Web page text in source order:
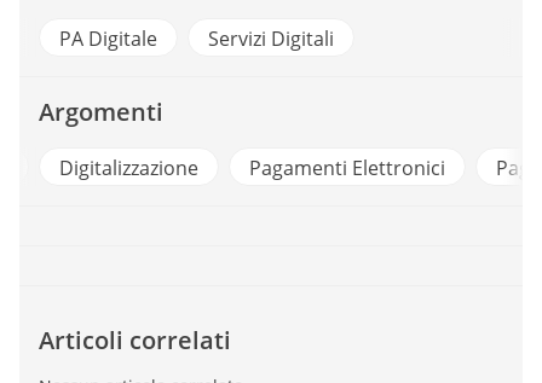
PA Digitale Servizi Digitali
Argomenti
Digitalizzazione Pagamenti Elettronici
Articoli correlati